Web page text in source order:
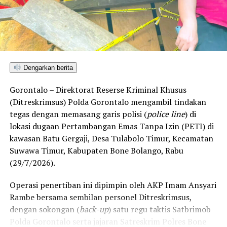
adalah penguatan nilai-nilai toleransi antarumat
beragama secara inklusif.
Wali Kota Adhan Dambea menegaskan komitmennya
masyarakat tanpa membedakan latar belakang agama.
terhadap berbagai agenda keagamaan, termasuk bagi
kelompok minoritas.
Selain pengukuhan nilai toleransi, kondusivitas daerah
turut ditopang oleh tindakan tegas Pemkot Gorontalo
bersama aparat penegak hukum dalam memberantas
peredaran minuman keras (miras). Penindakan dilakukan
skala kecil tetapi juga distributor dan toko-toko besar
yang melanggar aturan.
Dalam daftar pemeringkatan nasional tersebut, Kota
Dengarkan berita
Gorontalo – Direktorat Reserse Kriminal Khusus
(Ditreskrimsus) Polda Gorontalo mengambil tindakan
tegas dengan memasang garis polisi (police line) di
lokasi dugaan Pertambangan Emas Tanpa Izin (PETI) di
kawasan Batu Gergaji, Desa Tulabolo Timur, Kecamatan
Suwawa Timur, Kabupaten Bone Bolango, Rabu
(29/7/2026).
Operasi penertiban ini dipimpin oleh AKP Imam Ansyari
Rambe bersama sembilan personel Ditreskrimsus,
dengan sokongan (back-up) satu regu taktis Satbrimob
Polda Gorontalo serta jajaran Satreskrim Polres Bone